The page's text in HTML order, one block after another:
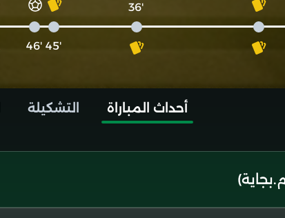
'36
'45
'46
أحداث المباراة التشكيلة